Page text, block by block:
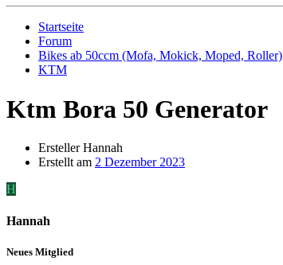
Startseite
Forum
Bikes ab 50ccm (Mofa, Mokick, Moped, Roller)
KTM
Ktm Bora 50 Generator
ErstellerHannah
Erstellt am 2 Dezember 2023
H
Hannah
Neues Mitglied